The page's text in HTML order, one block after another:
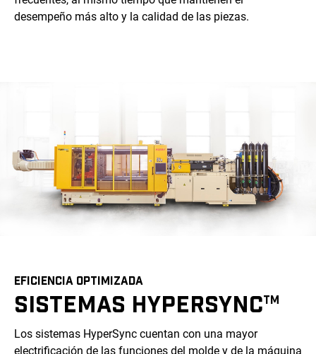
desempeño más alto y la calidad de las piezas.
EFICIENCIA OPTIMIZADA
SISTEMAS HYPERSYNCTM
Los sistemas HyperSync cuentan con una mayor
electrificación de las funciones del molde y de la máquina